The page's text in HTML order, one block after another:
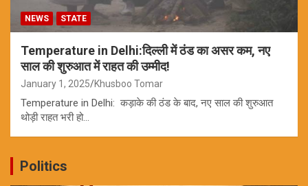
NEWS STATE
Temperature in Delhi:दिल्ली में ठंड का असर कम, नए
साल की शुरुआत में राहत की उम्मीद!
January 1, 2025 Khusboo Tomar
Temperature in Delhi: कड़ाके की ठंड के बाद, नए साल की शुरुआत
थोड़ी राहत भरी हो…
Politics